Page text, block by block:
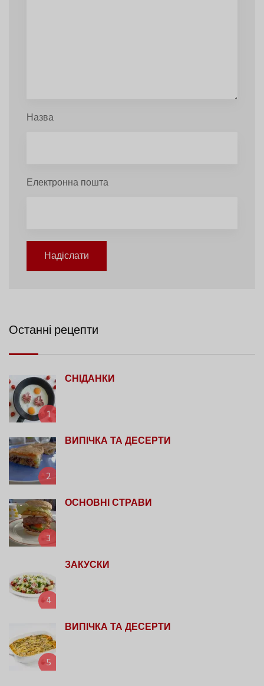
Назва
Електронна пошта
Надіслати
Останні рецепти
1
СНІДАНКИ
2
ВИПІЧКА ТА ДЕСЕРТИ
3
ОСНОВНІ СТРАВИ
4
ЗАКУСКИ
5
ВИПІЧКА ТА ДЕСЕРТИ